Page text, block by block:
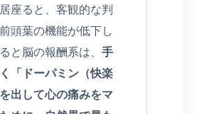
座ると、客観的な判
頭葉の機能が低下し
と脳の報酬系は、 手
「ドーパミン（快楽
出して心の痛みをマ